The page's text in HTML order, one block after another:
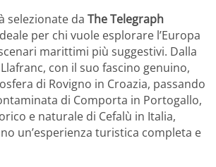
selezionate da The Telegraph
per chi vuole esplorare l’Europa
marittimi più suggestivi. Dalla
con il suo fascino genuino,
di Rovigno in Croazia, passando
di Comporta in Portogallo,
e naturale di Cefalù in Italia,
un’esperienza turistica completa e